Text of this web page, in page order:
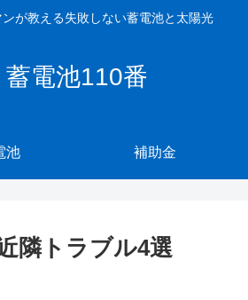
が教える失敗しない蓄電池と太陽光
蓄電池110番
池 補助金
隣トラブル4選